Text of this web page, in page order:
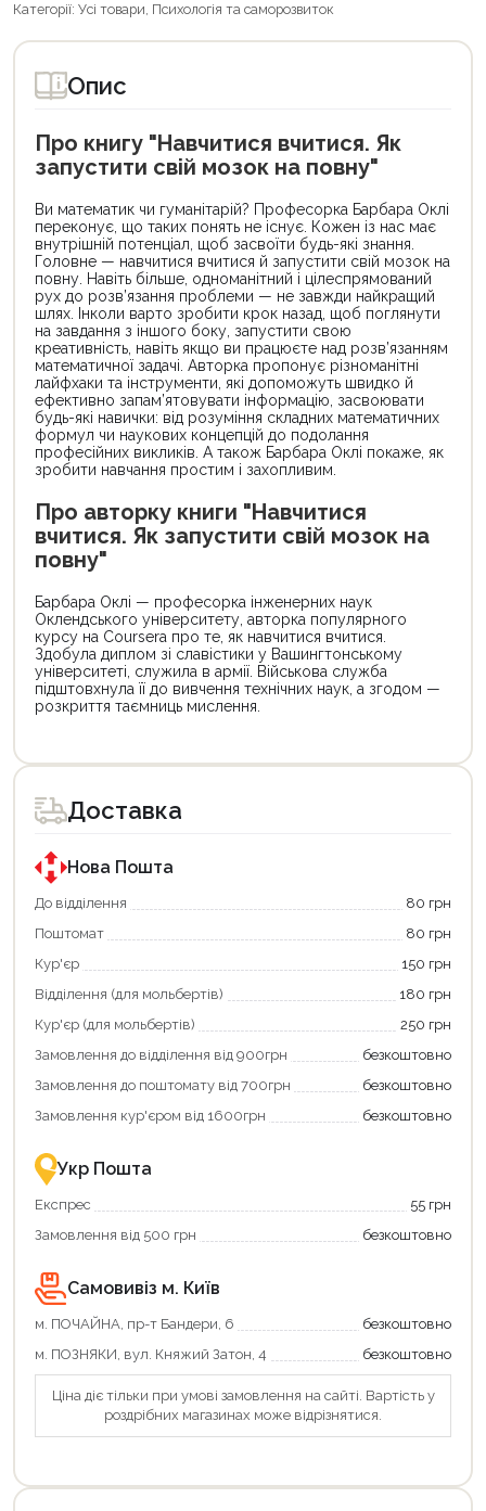
Категорії: Усі товари, Психологія та саморозвиток
Опис
Про книгу "Навчитися вчитися. Як
запустити свій мозок на повну"
Ви математик чи гуманітарій? Професорка Барбара Оклі
переконує, що таких понять не існує. Кожен із нас має
внутрішній потенціал, щоб засвоїти будь-які знання.
Головне — навчитися вчитися й запустити свій мозок на
повну. Навіть більше, одноманітний і цілеспрямований
рух до розв’язання проблеми — не завжди найкращий
шлях. Інколи варто зробити крок назад, щоб поглянути
на завдання з іншого боку, запустити свою
креативність, навіть якщо ви працюєте над розв’язанням
математичної задачі. Авторка пропонує різноманітні
лайфхаки та інструменти, які допоможуть швидко й
ефективно запам’ятовувати інформацію, засвоювати
будь-які навички: від розуміння складних математичних
формул чи наукових концепцій до подолання
професійних викликів. А також Барбара Оклі покаже, як
зробити навчання простим і захопливим.
Про авторку книги "Навчитися
вчитися. Як запустити свій мозок на
повну"
Барбара Оклі — професорка інженерних наук
Оклендського університету, авторка популярного
курсу на Coursera про те, як навчитися вчитися.
Здобула диплом зі славістики у Вашингтонському
університеті, служила в армії. Військова служба
підштовхнула її до вивчення технічних наук, а згодом —
розкриття таємниць мислення.
товар
для
покупки
державною
програмою
єКнига.
Використовуйте
карту
щоб
зекономити
та
отримати
переваги!
картою
єКнига
–
зручно
та
вигідно!
товар
для
покупки
державною
програмою
«Національний
кешбек».
покупку
«Національний
кешбек»
та
отримуйте
повернення
Економте
більше
разом
державною
підтримкою!
Доставка
Нова Пошта
До відділення
80 грн
Поштомат
80 грн
Кур'єр
150 грн
Відділення (для мольбертів)
180 грн
Кур'єр (для мольбертів)
250 грн
Замовлення до відділення від 900грн
безкоштовно
Замовлення до поштомату від 700грн
безкоштовно
Замовлення кур'єром від 1600грн
безкоштовно
Укр Пошта
Експрес
55 грн
Замовлення від 500 грн
безкоштовно
Самовивіз м. Київ
м. ПОЧАЙНА, пр-т Бандери, 6
безкоштовно
м. ПОЗНЯКИ, вул. Княжий Затон, 4
безкоштовно
Ціна діє тільки при умові замовлення на сайті. Вартість у
роздрібних магазинах може відрізнятися.